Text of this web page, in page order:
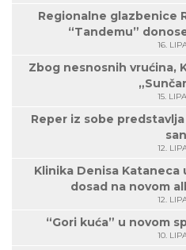
Regionalne glazbenice
“Tandemu”
16.
Zbog nesnosnih vrućina,
15.
Reper iz sobe
12.
Klinika Denisa Kataneca
dosad na novom
12.
“Gori kuća” u novom
10.